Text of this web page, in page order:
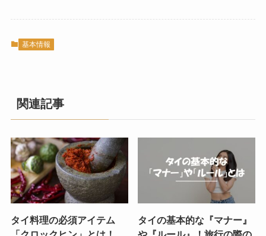
基本情報
関連記事
タイ料理の必須アイテム
タイの基本的な『マナー』